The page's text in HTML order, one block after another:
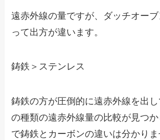
遠赤外線の量ですが、ダッチオーブ
って出方が違います。
鋳鉄＞ステンレス
鋳鉄の方が圧倒的に遠赤外線を出
の種類の遠赤外線量の比較が見つ
で鋳鉄とカーボンの違いは分かり